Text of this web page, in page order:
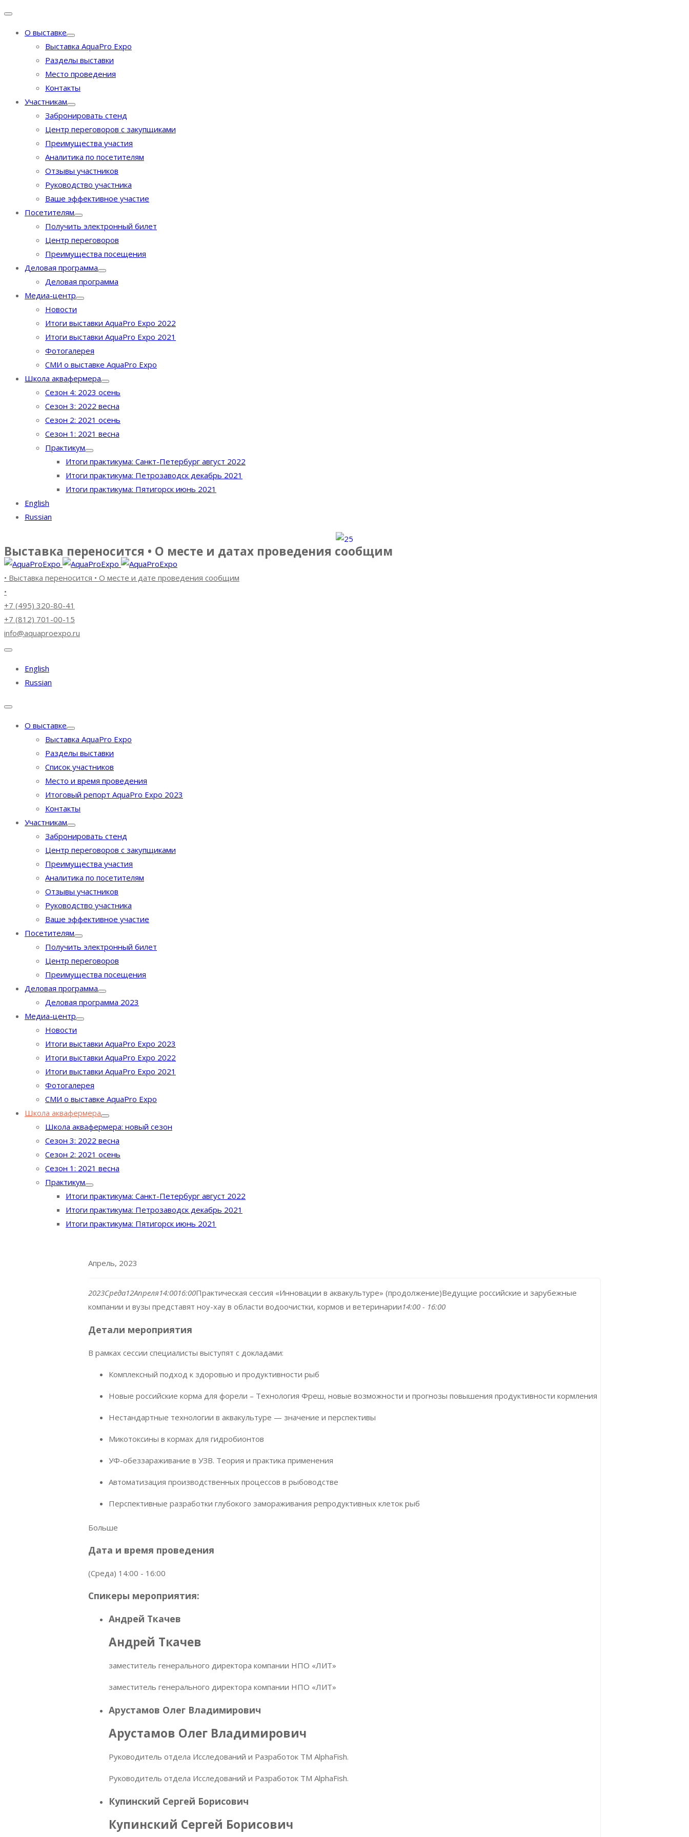
О выставке
Выставка AquaPro Expo
Разделы выставки
Место проведения
Контакты
Участникам
Забронировать стенд
Центр переговоров с закупщиками
Преимущества участия
Аналитика по посетителям
Отзывы участников
Руководство участника
Ваше эффективное участие
Посетителям
Получить электронный билет
Центр переговоров
Преимущества посещения
Деловая программа
Деловая программа
Медиа-центр
Новости
Итоги выставки AquaPro Expo 2022
Итоги выставки AquaPro Expo 2021
Фотогалерея
СМИ о выставке AquaPro Expo
Школа аквафермера
Сезон 4: 2023 осень
Сезон 3: 2022 весна
Сезон 2: 2021 осень
Сезон 1: 2021 весна
Практикум
Итоги практикума: Санкт-Петербург август 2022
Итоги практикума: Петрозаводск декабрь 2021
Итоги практикума: Пятигорск июнь 2021
English
Russian
Выставка переносится • О месте и датах проведения сообщим
• Выставка переносится • О месте и дате проведения сообщим
•
+7 (495) 320-80-41
+7 (812) 701-00-15
info@aquaproexpo.ru
English
Russian
О выставке
Выставка AquaPro Expo
Разделы выставки
Список участников
Место и время проведения
Итоговый репорт AquaPro Expo 2023
Контакты
Участникам
Забронировать стенд
Центр переговоров с закупщиками
Преимущества участия
Аналитика по посетителям
Отзывы участников
Руководство участника
Ваше эффективное участие
Посетителям
Получить электронный билет
Центр переговоров
Преимущества посещения
Деловая программа
Деловая программа 2023
Медиа-центр
Новости
Итоги выставки AquaPro Expo 2023
Итоги выставки AquaPro Expo 2022
Итоги выставки AquaPro Expo 2021
Фотогалерея
СМИ о выставке AquaPro Expo
Школа аквафермера
Школа аквафермера: новый сезон
Сезон 3: 2022 весна
Сезон 2: 2021 осень
Сезон 1: 2021 весна
Практикум
Итоги практикума: Санкт-Петербург август 2022
Итоги практикума: Петрозаводск декабрь 2021
Итоги практикума: Пятигорск июнь 2021
Апрель, 2023
2023Среда12Апреля14:0016:00Практическая сессия «Инновации в аквакультуре» (продолжение)Ведущие российские и зарубежные
компании и вузы представят ноу-хау в области водоочистки, кормов и ветеринарии14:00 - 16:00
Детали мероприятия
В рамках сессии специалисты выступят с докладами:
Комплексный подход к здоровью и продуктивности рыб
Новые российские корма для форели – Технология Фреш, новые возможности и прогнозы повышения продуктивности кормления
Нестандартные технологии в аквакультуре — значение и перспективы
Микотоксины в кормах для гидробионтов
УФ-обеззараживание в УЗВ. Теория и практика применения
Автоматизация производственных процессов в рыбоводстве
Перспективные разработки глубокого замораживания репродуктивных клеток рыб
Больше
Дата и время проведения
(Среда) 14:00 - 16:00
Спикеры мероприятия:
Андрей Ткачев
Андрей Ткачев
заместитель генерального директора компании НПО «ЛИТ»
заместитель генерального директора компании НПО «ЛИТ»
Арустамов Олег Владимирович
Арустамов Олег Владимирович
Руководитель отдела Исследований и Разработок ТМ AlphaFish.
Руководитель отдела Исследований и Разработок ТМ AlphaFish.
Купинский Сергей Борисович
Купинский Сергей Борисович